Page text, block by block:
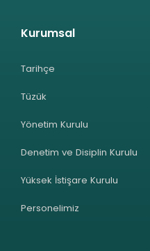
Kurumsal
Tarihçe
Tüzük
Yönetim Kurulu
Denetim ve Disiplin Kurulu
Yüksek İstişare Kurulu
Personelimiz